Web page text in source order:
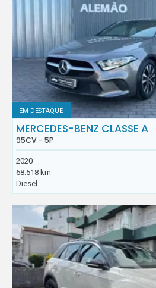
EM DESTAQUE
MERCEDES-BENZ CLASSE A
95CV - 5P
2020
68.518 km
Diesel